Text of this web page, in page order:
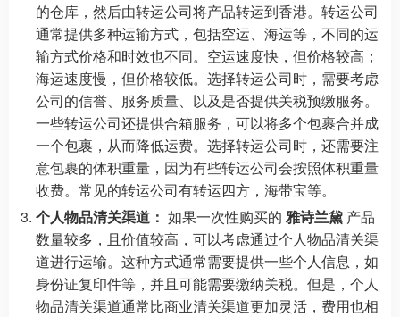
的仓库，然后由转运公司将产品转运到香港。转运公司
通常提供多种运输方式，包括空运、海运等，不同的运
输方式价格和时效也不同。空运速度快，但价格较高；
海运速度慢，但价格较低。选择转运公司时，需要考虑
公司的信誉、服务质量、以及是否提供关税预缴服务。
一些转运公司还提供合箱服务，可以将多个包裹合并成
一个包裹，从而降低运费。选择转运公司时，还需要注
意包裹的体积重量，因为有些转运公司会按照体积重量
收费。常见的转运公司有转运四方，海带宝等。
个人物品清关渠道： 如果一次性购买的 雅诗兰黛 产品
数量较多，且价值较高，可以考虑通过个人物品清关渠
道进行运输。这种方式通常需要提供一些个人信息，如
身份证复印件等，并且可能需要缴纳关税。但是，个人
物品清关渠道通常比商业清关渠道更加灵活，费用也相